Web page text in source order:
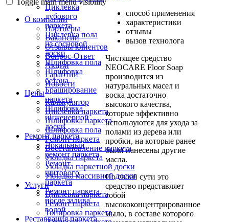
Toggle main menu visibility
О компании
Партнёры
Вакансии
Отзывы клиентов
Вопрос-Ответ
Акции
Гарантии
Новости
Цены
Калькулятор
Циклевка паркета
Шлифовка паркета
Шлифовка пола
Ремонт паркета
Восстановление паркета
Укладка паркета
Укладка паркетной доски
Укладка массивной доски
Услуги
Циклевка паркета
Ремонт паркета
Тонировка паркета
Циклевка
дубового
паркета
Циклевка пола
из сосновой
доски
Шлифовка пола
Шлифовка
бетона
Браширование
паркета
Шлифовка
инженерной
доски
Ремонт паркета
Локальный
ремонт паркета
Ремонт
щитового
паркета
Ремонт паркета
после залива
водой
Реставрация паркета
способ применения
характеристики
отзывы
вызов технолога
Чистящее средство
NEOCARE Floor Soap
производится из
натуральных масел и
воска достаточно
высокого качества,
которые эффективно
используются для ухода за
полами из дерева или
пробки, на которые ранее
были нанесены другие
масла.
По своей сути это
средство представляет
собой
высококонцентрированное
мыло, в составе которого